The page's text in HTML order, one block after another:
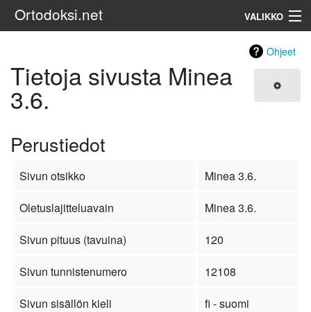
Ortodoksi.net VALIKKO
Haku
Ohjeet
Tietoja sivusta Minea
3.6.
Perustiedot
Sivun otsikko
Minea 3.6.
Oletuslajitteluavain
Minea 3.6.
Sivun pituus (tavuina)
120
Sivun tunnistenumero
12108
Sivun sisällön kieli
fi - suomi